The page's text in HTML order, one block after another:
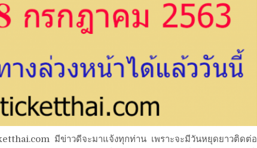
28
ก.ค.
2563
รีบ
ทางด่วน
มีข่าวดีจะมาแจ้งทุกท่าน เพราะจะมีวันหยุดยาวติดต่อ